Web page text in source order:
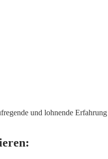
und lohnende